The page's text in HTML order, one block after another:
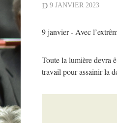
D9 JANVIER 2023
9 janvier - Avec
Toute la lumière devra
travail pour assainir la